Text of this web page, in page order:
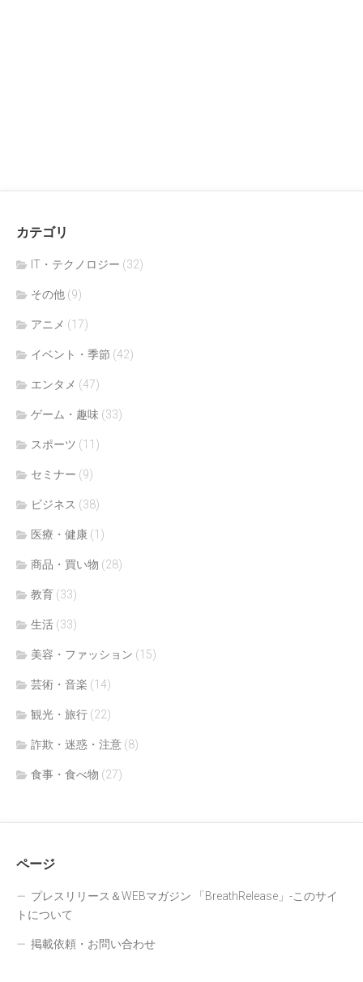
カテゴリ
IT・テクノロジー (32)
その他 (9)
アニメ (17)
イベント・季節 (42)
エンタメ (47)
ゲーム・趣味 (33)
スポーツ (11)
セミナー (9)
ビジネス (38)
医療・健康 (1)
商品・買い物 (28)
教育 (33)
生活 (33)
美容・ファッション (15)
芸術・音楽 (14)
観光・旅行 (22)
詐欺・迷惑・注意 (8)
食事・食べ物 (27)
ページ
プレスリリース＆WEBマガジン 「BreathRelease」-このサイ
トについて
掲載依頼・お問い合わせ